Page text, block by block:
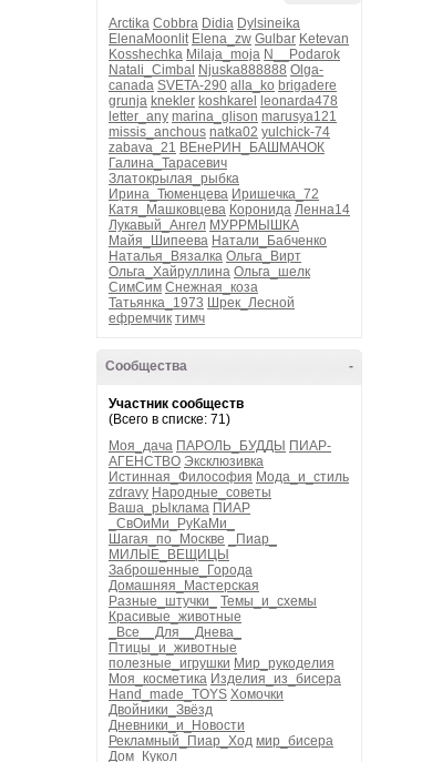
Arctika Cobbra Didia Dylsineika
ElenaMoonlit Elena_zw Gulbar Ketevan
Kosshechka Milaja_moja N__Podarok
Natali_Cimbal Njuska888888 Olga-
canada SVETA-290 alla_ko brigadere
grunja knekler koshkarel
leonarda478
letter_any marina_glison marusya121
missis_anchous natka02 yulchick-74
zabava_21 ВЕнеРИН_БАШМАЧОК
Галина_Тарасевич
Златокрылая_рыбка
Ирина_Тюменцева Иришечка_72
Катя_Машковцева Коронида Ленна14
Лукавый_Ангел МУРРМЫШКА
Майя_Шипеева Натали_Бабченко
Наталья_Вязалка Ольга_Вирт
Ольга_Хайруллина Ольга_шелк
СимСим Снежная_коза
Татьянка_1973 Шрек_Лесной
ефремчик тимч
-
Сообщества
Участник сообществ
(Всего в списке: 71)
Моя_дача ПАРОЛЬ_БУДДЫ ПИАР-
АГЕНСТВО Эксклюзивка
Истинная_Философия Мода_и_стиль
zdravy Народные_советы
Ваша_рЫклама ПИАР
_СвОиМи_РуКаМи_
Шагая_по_Москве
_Пиар_
МИЛЫЕ_ВЕЩИЦЫ
Заброшенные_Города
Домашняя_Мастерская
Разные_штучки_
Темы_и_схемы
Красивые_животные
_Все__Для__Днева_
Птицы_и_животные
полезные_игрушки Мир_рукоделия
Моя_косметика Изделия_из_бисера
Hand_made_TOYS Хомочки
Двойники_Звёзд
Дневники_и_Новости
Рекламный_Пиар_Ход мир_бисера
Дом_Кукол